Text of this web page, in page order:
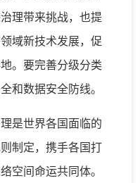
理带来挑战，也提
域新技术发展，促
。要完善分级分类
和数据安全防线。
是世界各国面临的
制定，携手各国打
空间命运共同体。